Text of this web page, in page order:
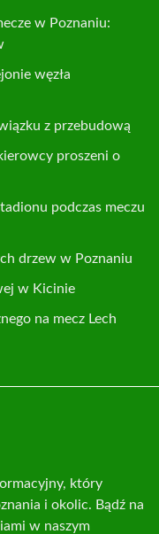
w Poznaniu:
węzła
z przebudową
proszeni o
podczas meczu
drzew w Poznaniu
w Kicinie
na mecz Lech
który
i okolic. Bądź na
w naszym